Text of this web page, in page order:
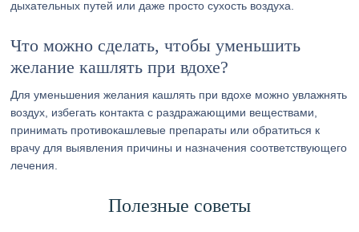
дыхательных путей или даже просто сухость воздуха.
Что можно сделать, чтобы уменьшить
желание кашлять при вдохе?
Для уменьшения желания кашлять при вдохе можно увлажнять
воздух, избегать контакта с раздражающими веществами,
принимать противокашлевые препараты или обратиться к
врачу для выявления причины и назначения соответствующего
лечения.
Полезные советы